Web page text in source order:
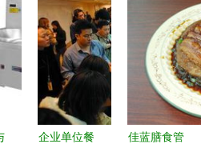
企业单位餐
佳蓝膳食管